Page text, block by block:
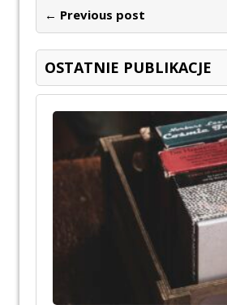
← Previous post
OSTATNIE PUBLIKACJE